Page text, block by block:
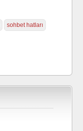
sohbet hatları